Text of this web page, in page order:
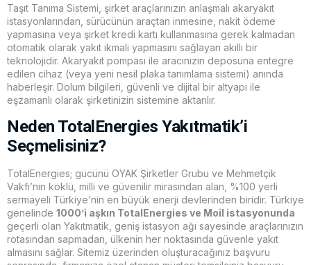
Taşıt Tanıma Sistemi, şirket araçlarınızın anlaşmalı akaryakıt
istasyonlarından, sürücünün araçtan inmesine, nakit ödeme
yapmasına veya şirket kredi kartı kullanmasına gerek kalmadan
otomatik olarak yakıt ikmali yapmasını sağlayan akıllı bir
teknolojidir. Akaryakıt pompası ile aracınızın deposuna entegre
edilen cihaz (veya yeni nesil plaka tanımlama sistemi) anında
haberleşir. Dolum bilgileri, güvenli ve dijital bir altyapı ile
eşzamanlı olarak şirketinizin sistemine aktarılır.
Neden TotalEnergies Yakıtmatik’i
Seçmelisiniz?
TotalEnergies; gücünü OYAK Şirketler Grubu ve Mehmetçik
Vakfı’nın köklü, milli ve güvenilir mirasından alan, %100 yerli
sermayeli Türkiye’nin en büyük enerji devlerinden biridir. Türkiye
genelinde 1000’i aşkın TotalEnergies ve Moil istasyonunda
geçerli olan Yakıtmatik, geniş istasyon ağı sayesinde araçlarınızın
rotasından sapmadan, ülkenin her noktasında güvenle yakıt
almasını sağlar. Sitemiz üzerinden oluşturacağınız başvuru